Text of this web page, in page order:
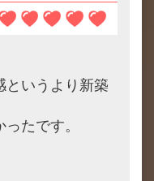
というより新築
たです。